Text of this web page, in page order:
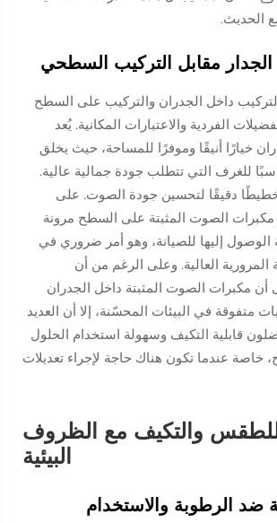
الحديث.
الجدار مقابل التركيب السطحي
التركيب داخل الجدران والتركيب على السطح
الفردية والاعتبارات المكانية. يُعد
خيارًا أنيقًا وموفرًا للمساحة، حيث يخلق
للغرف التي تتطلب جودة جمالية عالية.
دقيقًا لتحسين جودة الصوت. على
مكبرات الصوت المثبتة على السطح مرونة
إليها للصيانة، وهو أمر ضروري في
المرورية العالية. وعلى الرغم من أن
أن مكبرات الصوت المثبتة داخل الجدران
متفوقة في البيئات المحسّنة، إلا أن العديد
قابلية التكيف وسهولة استخدام الحلول
خاصة عندما تكون هناك حاجة لإجراء تعديلات
للطقس والتكيف مع الظروف
البيئية
ضد الرطوبة والاستخدام